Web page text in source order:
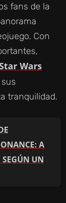
fans de la
Con
Wars
tranquilidad.
A
SEGÚN UN